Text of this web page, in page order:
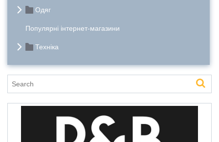
Одяг
Популярні інтернет-магазини
Техніка